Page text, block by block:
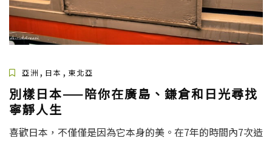
亞洲 , 日本 , 東北亞
別樣日本——陪你在廣島、鎌倉和日光尋找
寧靜人生
喜歡日本，不僅僅是因為它本身的美。在7年的時間內7次造